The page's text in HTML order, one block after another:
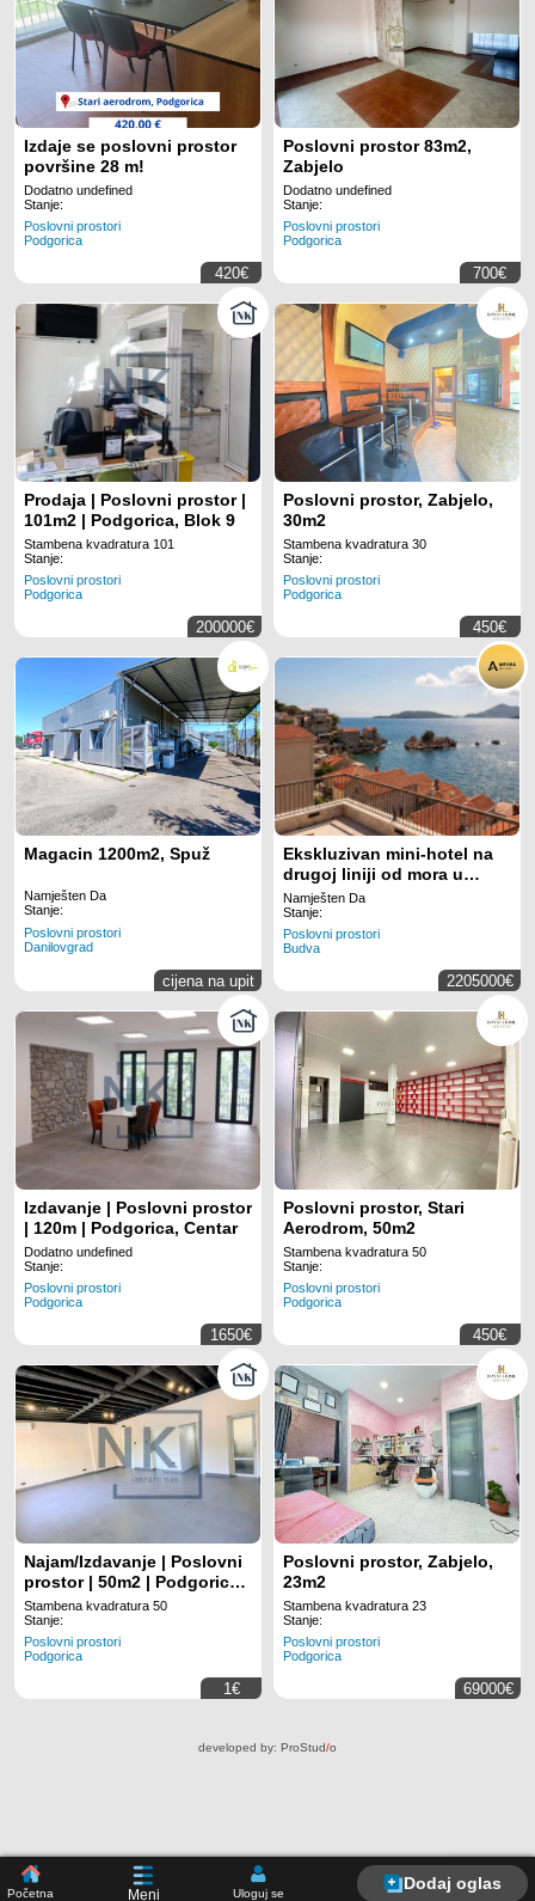
Početna Meni Uloguj se
Dodaj oglas
Izdaje se poslovni prostor
površine 28 m!
Dodatno undefined
Stanje:
Poslovni prostori
Podgorica
420€
Poslovni prostor 83m2,
Zabjelo
Dodatno undefined
Stanje:
Poslovni prostori
Podgorica
700€
Prodaja | Poslovni prostor |
101m2 | Podgorica, Blok 9
Stambena kvadratura 101
Stanje:
Poslovni prostori
Podgorica
200000€
Poslovni prostor, Zabjelo,
30m2
Stambena kvadratura 30
Stanje:
Poslovni prostori
Podgorica
450€
Magacin 1200m2, Spuž
Namješten Da
Stanje:
Poslovni prostori
Danilovgrad
cijena na upit
Ekskluzivan mini-hotel na
drugoj liniji od mora u
Pržnu – kompletno
opremljen, sa 10 apartmana
i penthausom
Namješten Da
Stanje:
Poslovni prostori
Budva
2205000€
Izdavanje | Poslovni prostor
| 120m | Podgorica, Centar
Dodatno undefined
Stanje:
Poslovni prostori
Podgorica
1650€
Poslovni prostor, Stari
Aerodrom, 50m2
Stambena kvadratura 50
Stanje:
Poslovni prostori
Podgorica
450€
Najam/Izdavanje | Poslovni
prostor | 50m2 | Podgorica,
Preko Morače
Stambena kvadratura 50
Stanje:
Poslovni prostori
Podgorica
1€
Poslovni prostor, Zabjelo,
23m2
Stambena kvadratura 23
Stanje:
Poslovni prostori
Podgorica
69000€
developed by: ProStud/o